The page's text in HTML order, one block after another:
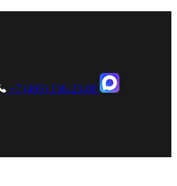
+7 (495) 136-23-00